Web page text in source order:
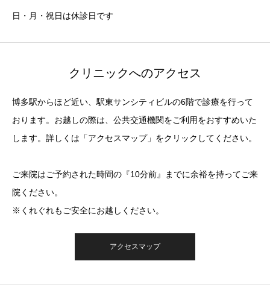
日・月・祝日は休診日です
クリニックへのアクセス
博多駅からほど近い、駅東サンシティビルの6階で診療を行って
おります。お越しの際は、公共交通機関をご利用をおすすめいた
します。詳しくは「アクセスマップ」をクリックしてください。
ご来院はご予約された時間の『10分前』までに余裕を持ってご来
院ください。
※くれぐれもご安全にお越しください。
アクセスマップ